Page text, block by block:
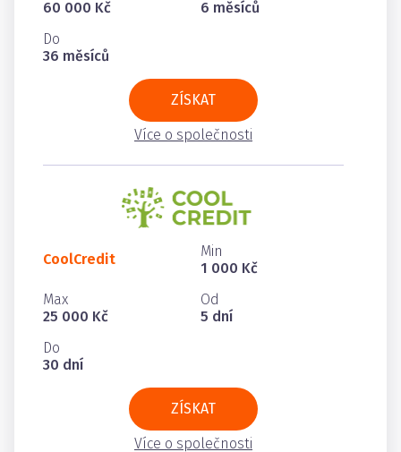
60 000 Kč
6 měsíců
Do
36 měsíců
ZÍSKAT
Více o společnosti
CoolCredit
Min
1 000 Kč
Max
25 000 Kč
Od
5 dní
Do
30 dní
ZÍSKAT
Více o společnosti